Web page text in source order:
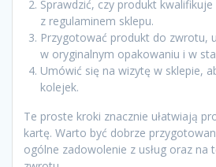
Sprawdzić, czy produkt
z regulaminem sklepu.
Przygotować produkt do zwrotu,
w oryginalnym opakowaniu i w
Umówić się na wizytę w sklepie,
kolejek.
Te proste kroki znacznie ułatwiają
kartę. Warto być dobrze
ogólne zadowolenie z usług oraz na